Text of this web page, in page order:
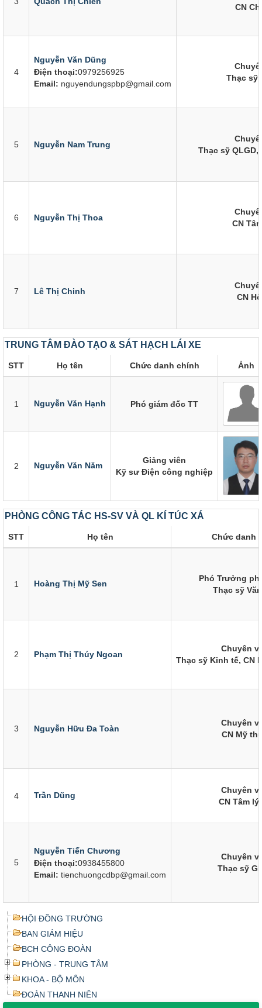
CN
4
Nguyễn Văn Dũng
Điện thoại:0979256925
Email: nguyendungspbp@gmail.com
Thạc sỹ
5 Nguyễn Nam Trung
Thạc sỹ QLGD,
6 Nguyễn Thị Thoa
CN
7 Lê Thị Chinh
CN
TRUNG TÂM ĐÀO TẠO & SÁT HẠCH LÁI XE
STT Họ tên Chức danh chính Ảnh
1 Nguyễn Văn Hạnh Phó giám đốc TT
2 Nguyễn Văn Năm
Giảng viên
Kỹ sư Điện công nghiệp
PHÒNG CÔNG TÁC HS-SV VÀ QL KÍ TÚC XÁ
STT Họ tên Chức danh
1 Hoàng Thị Mỹ Sen
Phó Trưởng
Thạc sỹ
2 Phạm Thị Thúy Ngoan
Chuyên
Thạc sỹ Kinh tế, CN
3 Nguyễn Hữu Đa Toàn
Chuyên
CN Mỹ
4 Trần Dũng
Chuyên
CN Tâm lý
5
Nguyễn Tiến Chương
Điện thoại:0938455800
Email: tienchuongcdbp@gmail.com
Chuyên
Thạc sỹ
HỘI ĐỒNG TRƯỜNG
BAN GIÁM HIỆU
BCH CÔNG ĐOÀN
PHÒNG - TRUNG TÂM
KHOA - BỘ MÔN
ĐOÀN THANH NIÊN